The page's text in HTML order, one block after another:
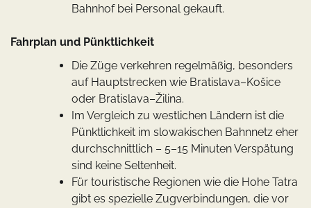
Bahnhof bei Personal gekauft.
Fahrplan und Pünktlichkeit
Die Züge verkehren regelmäßig, besonders
auf Hauptstrecken wie Bratislava–Košice
oder Bratislava–Žilina.
Im Vergleich zu westlichen Ländern ist die
Pünktlichkeit im slowakischen Bahnnetz eher
durchschnittlich – 5–15 Minuten Verspätung
sind keine Seltenheit.
Für touristische Regionen wie die Hohe Tatra
gibt es spezielle Zugverbindungen, die vor